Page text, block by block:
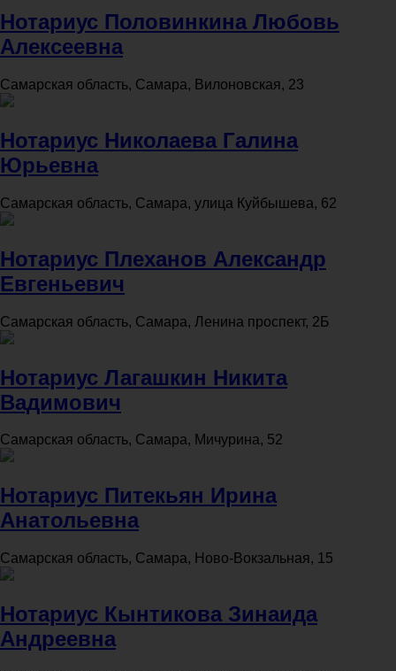
Нотариус Половинкина Любовь
Алексеевна
Самарская область, Самара, Вилоновская, 23
Нотариус Николаева Галина
Юрьевна
Самарская область, Самара, улица Куйбышева, 62
Нотариус Плеханов Александр
Евгеньевич
Самарская область, Самара, Ленина проспект, 2Б
Нотариус Лагашкин Никита
Вадимович
Самарская область, Самара, Мичурина, 52
Нотариус Питекьян Ирина
Анатольевна
Самарская область, Самара, Ново-Вокзальная, 15
Нотариус Кынтикова Зинаида
Андреевна